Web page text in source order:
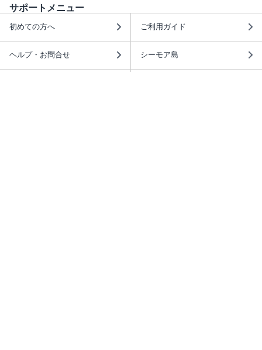
サポートメニュー
初めての方へ ご利用ガイド
ヘルプ・お問合せ シーモア島